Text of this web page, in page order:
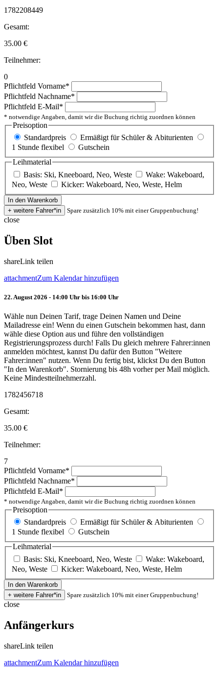
1782208449
Gesamt:
35.00 €
Teilnehmer:
0
Pflichtfeld Vorname*
Pflichtfeld Nachname*
Pflichtfeld E-Mail*
* notwendige Angaben, damit wir die Buchung richtig zuordnen können
Preisoption
Standardpreis
Ermäßigt für Schüler & Abiturienten
1 Stunde flexibel
Gutschein
Leihmaterial
Basis: Ski, Kneeboard, Neo, Weste
Wake: Wakeboard,
Neo, Weste
Kicker: Wakeboard, Neo, Weste, Helm
Spare zusätzlich 10% mit einer Gruppenbuchung!
close
Üben Slot
shareLink teilen
attachmentZum Kalendar hinzufügen
22. August 2026 - 14:00 Uhr bis 16:00 Uhr
Wähle nun Deinen Tarif, trage Deinen Namen und Deine
Mailadresse ein! Wenn du einen Gutschein bekommen hast, dann
wähle diese Option aus und führe den vollständigen
Registrierungsprozess durch! Falls Du gleich mehrere Fahrer:innen
anmelden möchtest, kannst Du dafür den Button "Weitere
Fahrer:innen" nutzen. Wenn Du fertig bist, klickst Du den Button
"In den Warenkorb". Stornierung bis 48h vorher per Mail möglich.
Keine Mindestteilnehmerzahl.
1782456718
Gesamt:
35.00 €
Teilnehmer:
7
Pflichtfeld Vorname*
Pflichtfeld Nachname*
Pflichtfeld E-Mail*
* notwendige Angaben, damit wir die Buchung richtig zuordnen können
Preisoption
Standardpreis
Ermäßigt für Schüler & Abiturienten
1 Stunde flexibel
Gutschein
Leihmaterial
Basis: Ski, Kneeboard, Neo, Weste
Wake: Wakeboard,
Neo, Weste
Kicker: Wakeboard, Neo, Weste, Helm
Spare zusätzlich 10% mit einer Gruppenbuchung!
close
Anfängerkurs
shareLink teilen
attachmentZum Kalendar hinzufügen